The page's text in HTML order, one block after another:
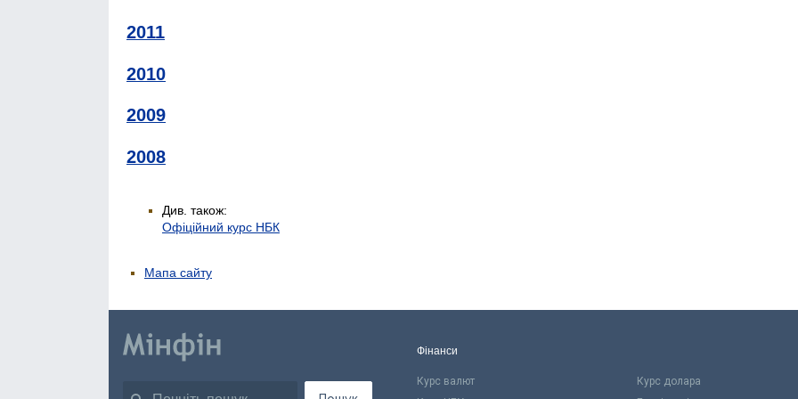
2011
2010
2009
2008
Див. також:
Офіційний курс НБК
Мапа сайту
Фінанси
Курс валют Курс долара